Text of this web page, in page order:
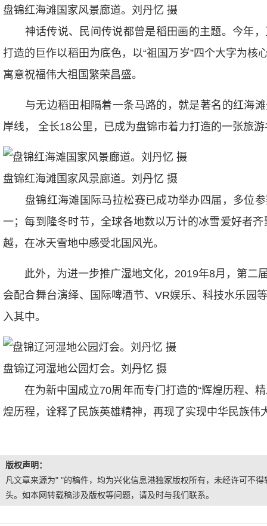
盘锦红海滩国家风景廊道。刘丹忆 摄
神话传说、民间传说都曾是稻田画的主题。今年，
打造的巨作以稻田为底色，以“祖国万岁”四个大字为
寓意祝福伟大祖国繁荣昌盛。
与无边稻田相隔着一条马路的，就是著名的红海滩
岸线， 全长18公里，已成为盘锦市着力打造的一张旅
盘锦红海滩国家风景廊道。刘丹忆 摄
盘锦红海滩国际马拉松赛已成功举办四届，多位参
一；每到隆冬时节，全球各地数以万计的冰雪爱好者
越，在冰天雪地中感受北国风光。
此外，为进一步推广湿地文化，2019年8月，第二
会配合舞台演绎、国际啤酒节、VR娱乐、科技水乐园
入其中。
盘锦辽河湿地公园灯会。刘丹忆 摄
在为新中国成立70周年而专门打造的“辉煌历程、精
煌历程，诠释了民族英雄精神，再现了实现中华民族伟
版权声明：
凡文章来源为" "的稿件，均为兴化信息港独家版权所有，未经许可不
头。如本网转载稿涉及版权等问题，请及时与我们联系。